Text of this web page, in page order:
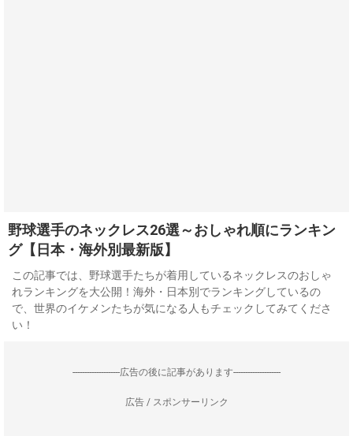
野球選手のネックレス26選～おしゃれ順にランキン
グ【日本・海外別最新版】
この記事では、野球選手たちが着用しているネックレスのおしゃ
れランキングを大公開！海外・日本別でランキングしているの
で、世界のイケメンたちが気になる人もチェックしてみてくださ
い！
--------------------広告の後に記事があります--------------------
広告 / スポンサーリンク